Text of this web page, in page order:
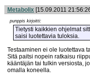
Metabolix [15.09.2011
punppis kirjoitti:
Tietysti kaikkien ohjelmat
saisi luotettavia tuloksia.
Testaaminen ei ole luotettava
Sitä paitsi nopein ratkaisu
kääntäjän tai tulkin versiosta,
omalla koneella.